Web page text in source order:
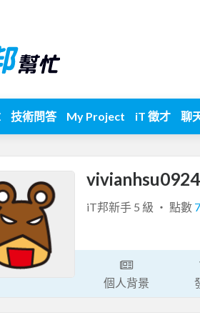
技術問答 My Project iT 徵才 聊
iT邦新手 5 級 ‧ 點數
個人背景